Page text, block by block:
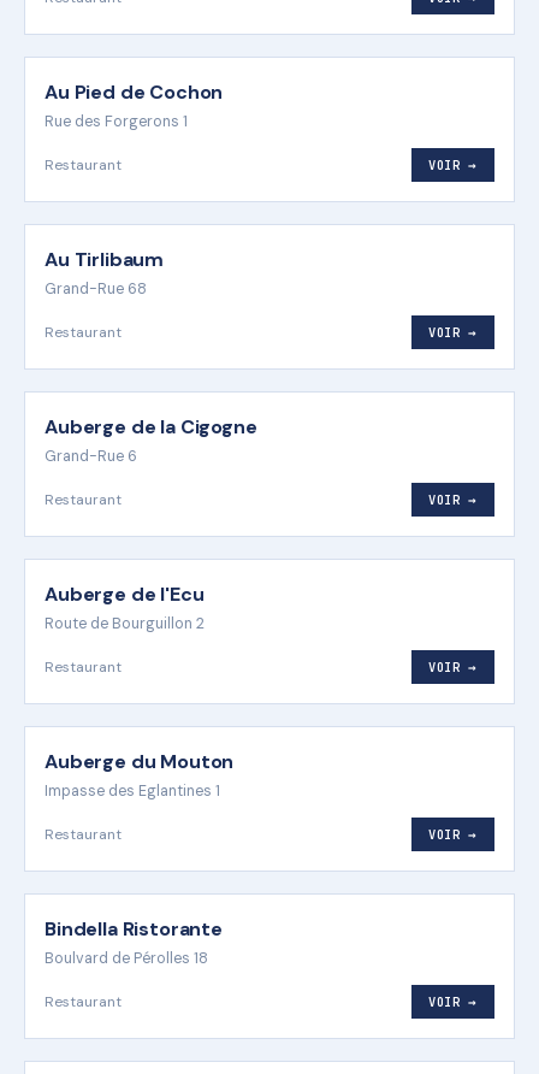
Au Pied de Cochon
Rue des Forgerons 1
Restaurant VOIR →
Au Tirlibaum
Grand-Rue 68
Restaurant VOIR →
Auberge de la Cigogne
Grand-Rue 6
Restaurant VOIR →
Auberge de l'Ecu
Route de Bourguillon 2
Restaurant VOIR →
Auberge du Mouton
Impasse des Eglantines 1
Restaurant VOIR →
Bindella Ristorante
Boulvard de Pérolles 18
Restaurant VOIR →